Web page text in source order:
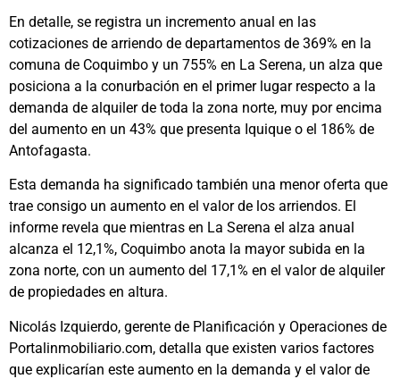
En detalle, se registra un incremento anual en las
cotizaciones de arriendo de departamentos de 369% en la
comuna de Coquimbo y un 755% en La Serena, un alza que
posiciona a la conurbación en el primer lugar respecto a la
demanda de alquiler de toda la zona norte, muy por encima
del aumento en un 43% que presenta Iquique o el 186% de
Antofagasta.
Esta demanda ha significado también una menor oferta que
trae consigo un aumento en el valor de los arriendos. El
informe revela que mientras en La Serena el alza anual
alcanza el 12,1%, Coquimbo anota la mayor subida en la
zona norte, con un aumento del 17,1% en el valor de alquiler
de propiedades en altura.
Nicolás Izquierdo, gerente de Planificación y Operaciones de
Portalinmobiliario.com, detalla que existen varios factores
que explicarían este aumento en la demanda y el valor de